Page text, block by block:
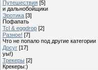
Путешествия [5]
и дальнобойщики
Эротика [3]
Пофапать
Tcl & eggdrop [2]
Разное! [7]
Что не попало под другие категории
Досуг [17]
уы!)
Трекеры [2]
Крекеры:)